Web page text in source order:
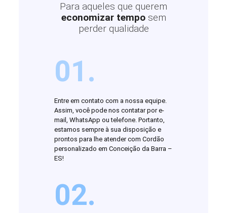
Para aqueles que querem
economizar tempo sem
perder qualidade
01.
Entre em contato com a nossa equipe.
Assim, você pode nos contatar por e-
mail, WhatsApp ou telefone. Portanto,
estamos sempre à sua disposição e
prontos para lhe atender com Cordão
personalizado em Conceição da Barra –
ES!
02.